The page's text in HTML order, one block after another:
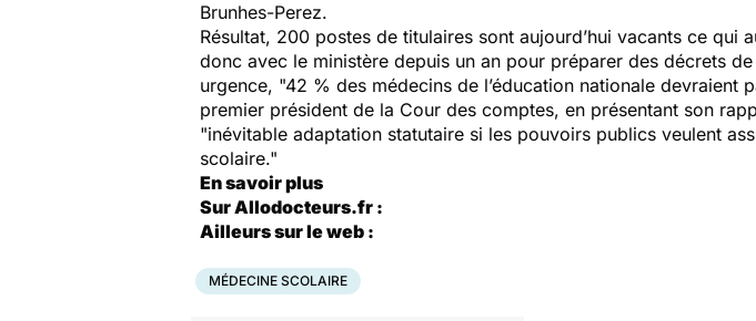
Brunhes-Perez.
Résultat, 200 postes de titulaires sont aujourd’hui vacants ce
donc avec le ministère depuis un an pour préparer des décrets
urgence, "42 % des médecins de l’éducation nationale
premier président de la Cour des comptes, en présentant son
"inévitable adaptation statutaire si les pouvoirs publics veulent
scolaire."
En savoir plus
Sur Allodocteurs.fr :
Ailleurs sur le web :
MÉDECINE SCOLAIRE